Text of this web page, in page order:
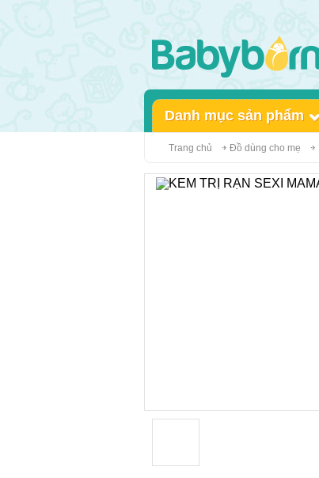
Danh mục sản phẩm
Trang chủ Đồ dùng cho mẹ